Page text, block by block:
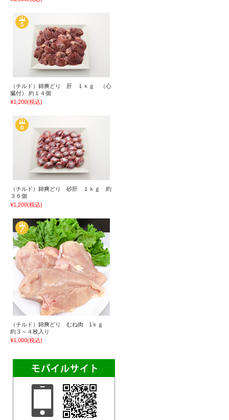
（チルド）錦爽どり 肝 １ｋｇ （心
臓付） 約１４個
¥1,200(税込)
（チルド）錦爽どり 砂肝 １ｋｇ 約
３６個
¥1,200(税込)
（チルド）錦爽どり むね肉 1ｋｇ
約３～４枚入り
¥1,000(税込)